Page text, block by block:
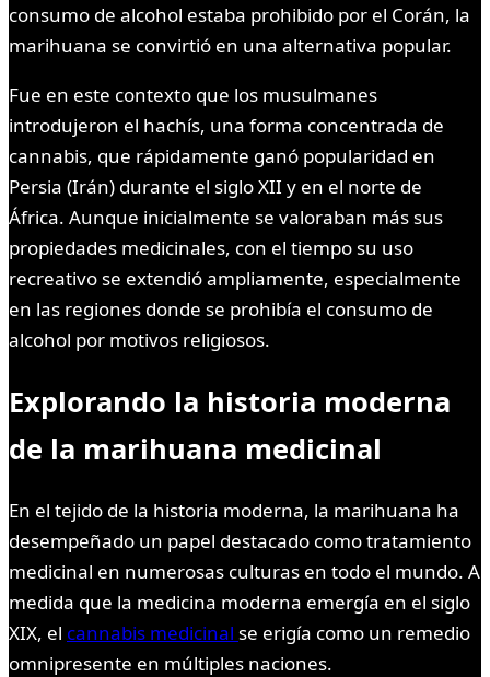
consumo de alcohol estaba prohibido por el Corán, la
marihuana se convirtió en una alternativa popular.
Fue en este contexto que los musulmanes
introdujeron el hachís, una forma concentrada de
cannabis, que rápidamente ganó popularidad en
Persia (Irán) durante el siglo XII y en el norte de
África. Aunque inicialmente se valoraban más sus
propiedades medicinales, con el tiempo su uso
recreativo se extendió ampliamente, especialmente
en las regiones donde se prohibía el consumo de
alcohol por motivos religiosos.
Explorando la historia moderna
de la marihuana medicinal
En el tejido de la historia moderna, la marihuana ha
desempeñado un papel destacado como tratamiento
medicinal en numerosas culturas en todo el mundo. A
medida que la medicina moderna emergía en el siglo
XIX, el cannabis medicinal se erigía como un remedio
omnipresente en múltiples naciones.